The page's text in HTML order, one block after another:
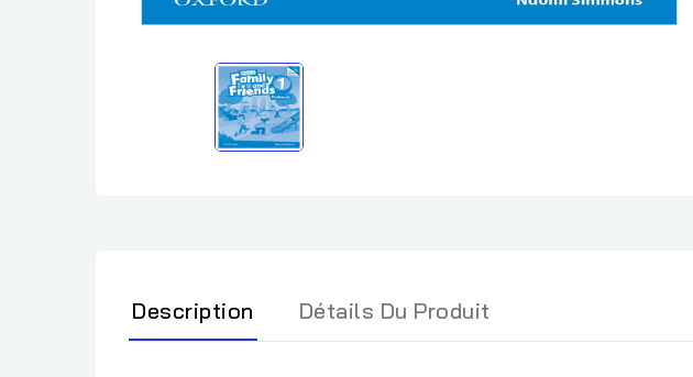

Description Détails Du Produit